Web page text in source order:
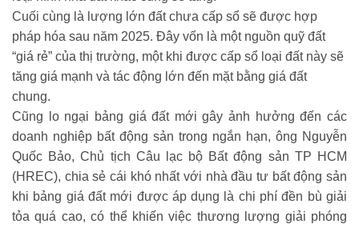
Cuối cùng là lượng lớn đất chưa cấp sổ sẽ được hợp
pháp hóa sau năm 2025. Đây vốn là một nguồn quỹ đất
“giá rẻ” của thị trường, một khi được cấp sổ loại đất này sẽ
tăng giá mạnh và tác động lớn đến mặt bằng giá đất
chung.
Cũng lo ngại bảng giá đất mới gây ảnh hưởng đến các
doanh nghiệp bất động sản trong ngắn hạn, ông Nguyễn
Quốc Bảo, Chủ tịch Câu lạc bộ Bất động sản TP HCM
(HREC), chia sẻ cái khó nhất với nhà đầu tư bất động sản
khi bảng giá đất mới được áp dụng là chi phí đền bù giải
tỏa quá cao, có thể khiến việc thương lượng giải phóng